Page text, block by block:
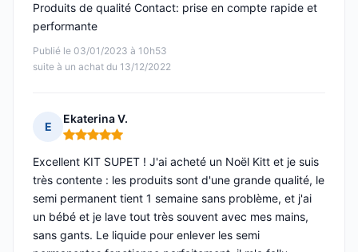
Publié le 03/01/2023 à 10h53
suite à un achat du 13/12/2022
Produits de qualité Contact: prise en compte rapide et
performante
E
Ekaterina V.
Note : 5 sur 5
Excellent KIT SUPET ! J'ai acheté un Noël Kitt et je suis
très contente : les produits sont d'une grande qualité, le
semi permanent tient 1 semaine sans problème, et j'ai
un bébé et je lave tout très souvent avec mes mains,
sans gants. Le liquide pour enlever les semi